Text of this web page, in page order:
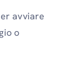
avviare
o